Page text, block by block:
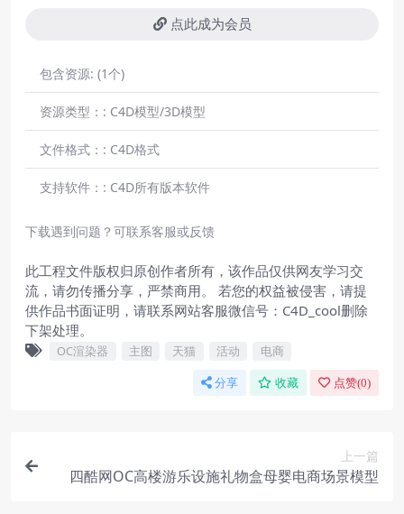
点此成为会员
包含资源: (1个)
资源类型：: C4D模型/3D模型
文件格式：: C4D格式
支持软件：: C4D所有版本软件
下载遇到问题？可联系客服或反馈
此工程文件版权归原创作者所有，该作品仅供网友学习交
流，请勿传播分享，严禁商用。 若您的权益被侵害，请提
供作品书面证明，请联系网站客服微信号：C4D_cool删除
下架处理。
OC渲染器 主图 天猫 活动 电商
分享 收藏 点赞(0)
上一篇
四酷网OC高楼游乐设施礼物盒母婴电商场景模型